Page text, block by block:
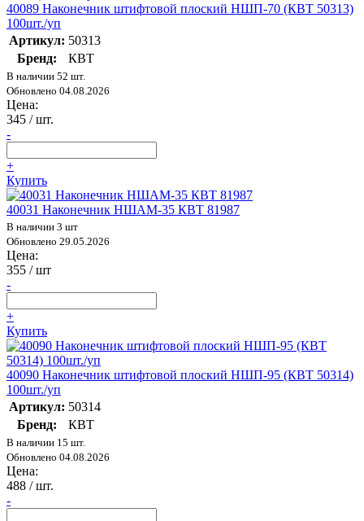
40089 Наконечник штифтовой плоский НШП-70 (КВТ 50313)
100шт./уп
Артикул: 50313
Бренд:
КВТ
В наличии 52 шт.
Обновлено 04.08.2026
Цена:
345 / шт.
-
+
Купить
40031 Наконечник НШАМ-35 КВТ 81987
В наличии 3 шт
Обновлено 29.05.2026
Цена:
355 / шт
-
+
Купить
40090 Наконечник штифтовой плоский НШП-95 (КВТ 50314)
100шт./уп
Артикул: 50314
Бренд:
КВТ
В наличии 15 шт.
Обновлено 04.08.2026
Цена:
488 / шт.
-